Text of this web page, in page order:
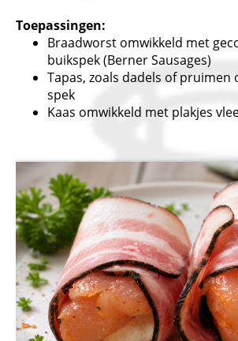
Toepassingen:
Braadworst omwikkeld met
buikspek (Berner Sausages)
Tapas, zoals dadels of pruimen
spek
Kaas omwikkeld met plakjes